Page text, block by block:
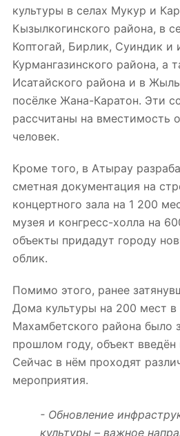
культуры в селах Мукур и
Кызылкогинского района, в
Коптогай, Бирлик, Суиндик и
Курмангазинского района, а
Исатайского района и в
посёлке Жана-Каратон. Эти
рассчитаны на вместимость
человек.
Кроме того, в Атырау
сметная документация на
концертного зала на 1 200
музея и конгресс-холла на
объекты придадут городу
облик.
Помимо этого, ранее
Дома культуры на 200 мест в
Махамбетского района было
прошлом году, объект введён
Сейчас в нём проходят
мероприятия.
- Обновление
культуры – важное